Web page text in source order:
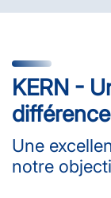
KERN -
différence
Une
notre